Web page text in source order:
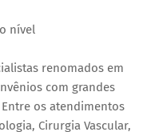
nível
renomados em
com grandes
os atendimentos
Cirurgia Vascular,